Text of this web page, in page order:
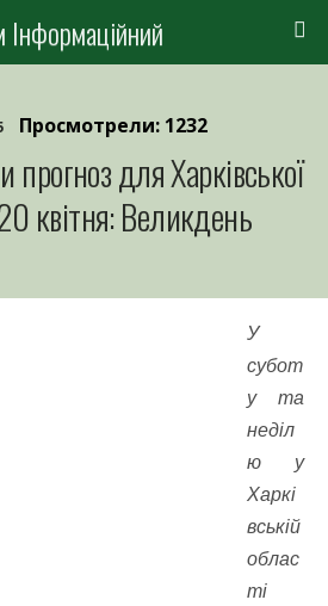
Інформаційний
Просмотрели: 1232
для Харківської
квітня: Великдень
У
субот
у та
неділ
ю у
Харкі
вській
облас
ті